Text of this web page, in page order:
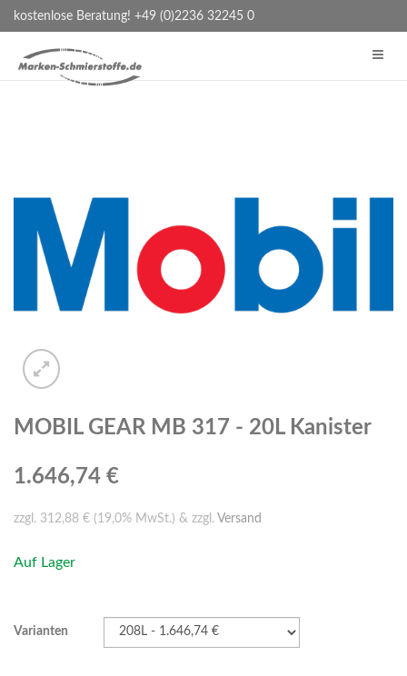
kostenlose Beratung! +49 (0)2236 32245 0
MOBIL GEAR MB 317 - 20L Kanister
1.646,74 €
zzgl. 312,88 € (19,0% MwSt.) & zzgl. Versand
Auf Lager
Varianten